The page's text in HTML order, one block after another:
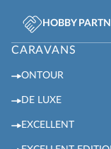
HOBBY
CARAVANS
ONTOUR
DE LUXE
EXCELLENT